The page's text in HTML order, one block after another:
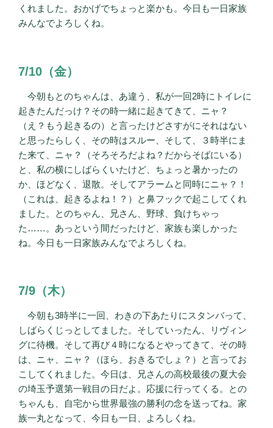
くれました。おかげでちょっと楽かも。今日も一日家族
みんなでよろしくね。
7/10（金）
今朝もとのちゃんは、あ違う、私が一回2時にトイレに
起きたんだっけ？その時一緒に起きてきて、ニャ？
（え？もう起きるの）と言ったけどさすがにそれはない
と思ったらしく、その時はスルー、そして、３時半にま
た来て、ニャ？（そろそろだよね？だからそばにいる）
と、私の横にしばらくいたけど、ちょっと暑かったの
か、ほどなく、退散。そしてアラームと同時にニャ？！
（これは、起きるよね！？）と鼻フックで起こしてくれ
ました。とのちゃん、兄さん、野球、負けちゃっ
た……。あっという間だったけど、家族も楽しかった
ね。今日も一日家族みんなでよろしくね。
7/9（木）
今朝も3時半に一回、わきの下あたりにスタンバって、
しばらくじっとしてました。そしていったん、リヴィン
グに待機。そして再び４時になるとやってきて、その時
は、ニャ、ニャ？（ほら、おきるでしょ？）と言ってお
こしてくれました。今日は、兄さんの高校最後の夏大会
の埼玉予選第一戦目の日だよ。応援に行ってくる。との
ちゃんも、自宅から世界最強の勝利の念を送ってね。家
族一丸となって、今日も一日、よろしくね。